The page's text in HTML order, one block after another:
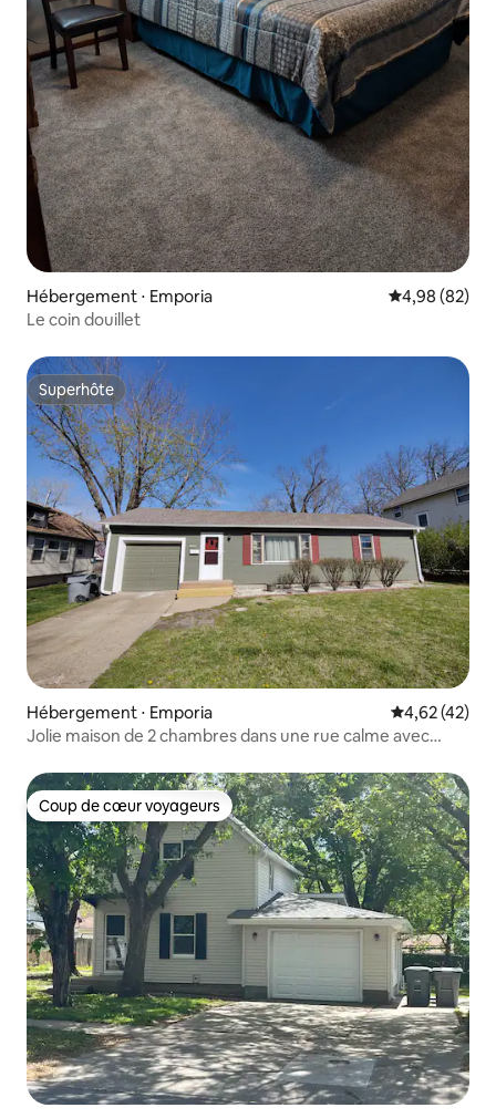
Hébergement ⋅ Emporia Évaluation
4,98 (82)
Le coin douillet
Superhôte
Superhôte
Hébergement ⋅ Emporia Évaluation
4,62 (42)
Jolie maison de 2 chambres dans une rue calme avec
Coup de cœur voyageurs
Coup de cœur voyageurs